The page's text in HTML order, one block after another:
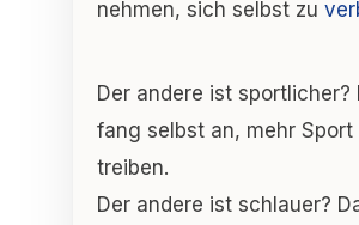
nehmen, sich selbst zu
Der andere ist sportlicher?
fang selbst an, mehr Sport
treiben.
Der andere ist schlauer?